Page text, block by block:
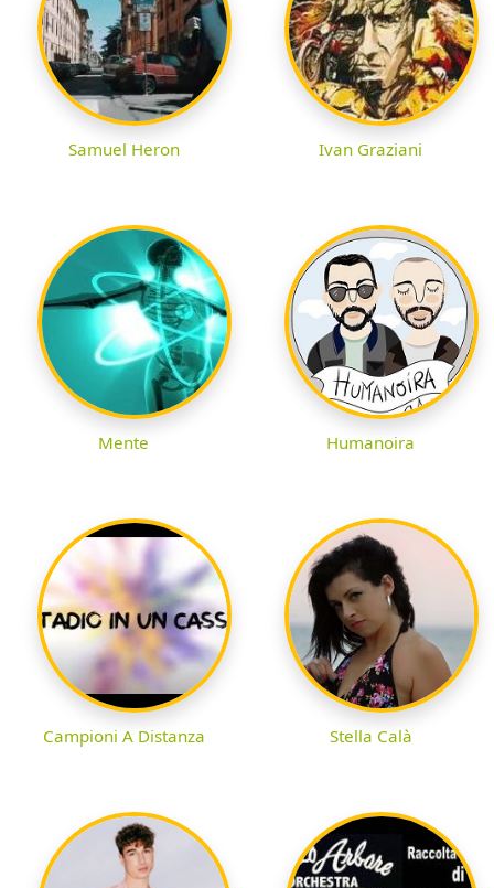
Samuel Heron Ivan Graziani
Mente Humanoira
Campioni A Distanza Stella Calà